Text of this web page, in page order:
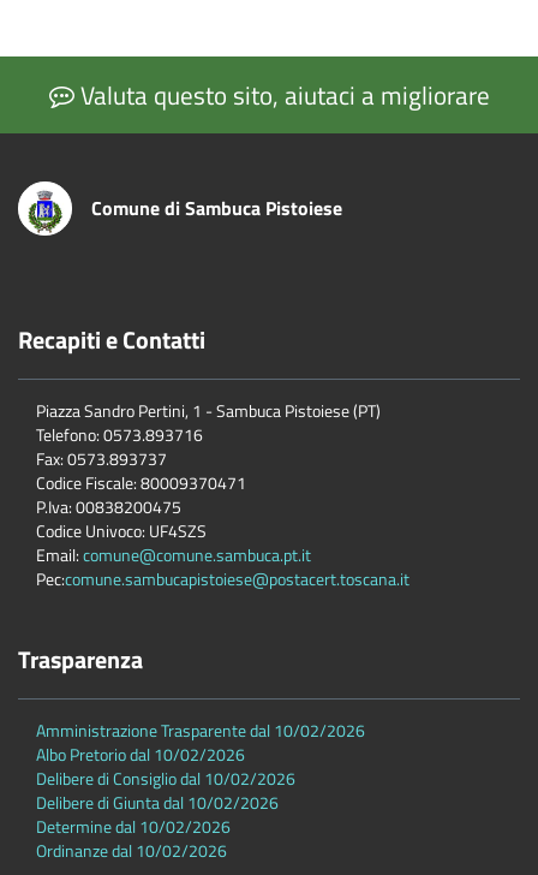
Valuta questo sito, aiutaci a migliorare
Comune di Sambuca Pistoiese
Recapiti e Contatti
Piazza Sandro Pertini, 1 - Sambuca Pistoiese (PT)
Telefono: 0573.893716
Fax: 0573.893737
Codice Fiscale: 80009370471
P.Iva: 00838200475
Codice Univoco: UF4SZS
Email:comune@comune.sambuca.pt.it
Pec:comune.sambucapistoiese@postacert.toscana.it
Trasparenza
Amministrazione Trasparente dal 10/02/2026
Albo Pretorio dal 10/02/2026
Delibere di Consiglio dal 10/02/2026
Delibere di Giunta dal 10/02/2026
Determine dal 10/02/2026
Ordinanze dal 10/02/2026